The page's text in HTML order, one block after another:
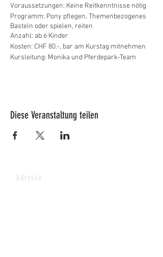
Voraussetzungen: Keine Reitkenntnisse nötig
Programm: Pony pflegen, Themenbezogenes
Basteln oder spielen, reiten
Anzahl: ab 6 Kinder
Kosten: CHF 80.-, bar am Kurstag mitnehmen
Kursleitung: Monika und Pferdepark-Team
Diese Veranstaltung teilen